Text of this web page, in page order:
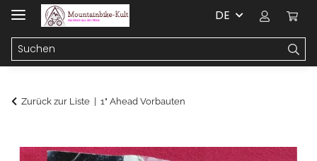
DE
Zurück zur Liste 1" Ahead Vorbauten